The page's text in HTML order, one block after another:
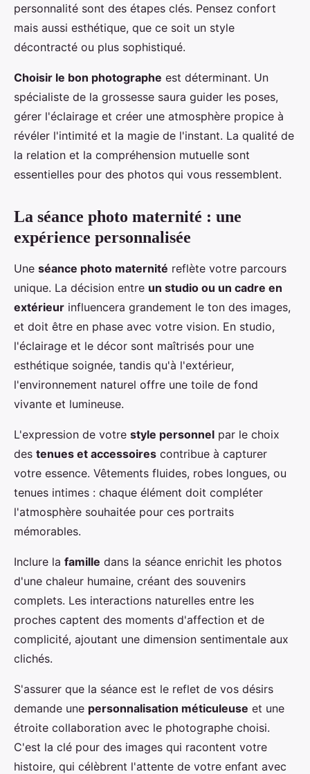
personnalité sont des étapes clés. Pensez confort
mais aussi esthétique, que ce soit un style
décontracté ou plus sophistiqué.
Choisir le bon photographe est déterminant. Un
spécialiste de la grossesse saura guider les poses,
gérer l'éclairage et créer une atmosphère propice à
révéler l'intimité et la magie de l'instant. La qualité de
la relation et la compréhension mutuelle sont
essentielles pour des photos qui vous ressemblent.
La séance photo maternité : une
expérience personnalisée
Une séance photo maternité reflète votre parcours
unique. La décision entre un studio ou un cadre en
extérieur influencera grandement le ton des images,
et doit être en phase avec votre vision. En studio,
l'éclairage et le décor sont maîtrisés pour une
esthétique soignée, tandis qu'à l'extérieur,
l'environnement naturel offre une toile de fond
vivante et lumineuse.
L'expression de votre style personnel par le choix
des tenues et accessoires contribue à capturer
votre essence. Vêtements fluides, robes longues, ou
tenues intimes : chaque élément doit compléter
l'atmosphère souhaitée pour ces portraits
mémorables.
Inclure la famille dans la séance enrichit les photos
d'une chaleur humaine, créant des souvenirs
complets. Les interactions naturelles entre les
proches captent des moments d'affection et de
complicité, ajoutant une dimension sentimentale aux
clichés.
S'assurer que la séance est le reflet de vos désirs
demande une personnalisation méticuleuse et une
étroite collaboration avec le photographe choisi.
C'est la clé pour des images qui racontent votre
histoire, qui célèbrent l'attente de votre enfant avec